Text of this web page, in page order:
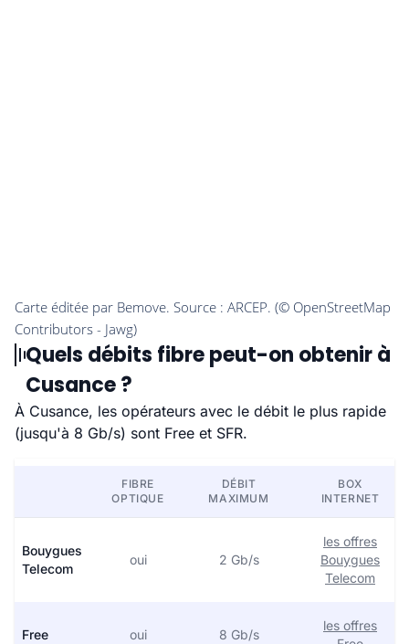
Quels débits fibre peut-on obtenir à
Cusance ?
À Cusance, les opérateurs avec le débit le plus rapide
(jusqu'à 8 Gb/s) sont Free et SFR.
FIBRE
OPTIQUE
DÉBIT
MAXIMUM
BOX
INTERNET
Bouygues
Telecom
oui 2 Gb/s
les offres
Bouygues
Telecom
Free oui 8 Gb/s
les offres